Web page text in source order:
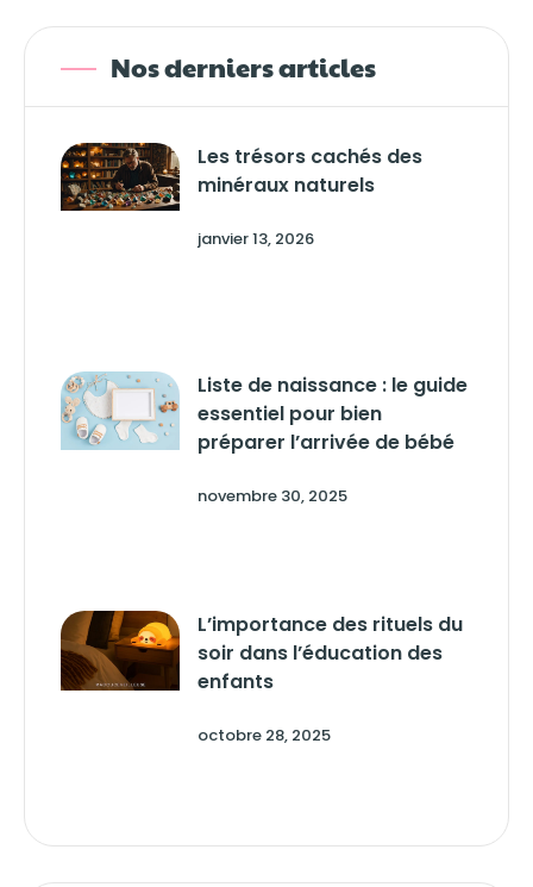
Nos derniers articles
Les trésors cachés des
minéraux naturels
janvier 13, 2026
Liste de naissance : le guide
essentiel pour bien
préparer l’arrivée de bébé
novembre 30, 2025
L’importance des rituels du
soir dans l’éducation des
enfants
octobre 28, 2025